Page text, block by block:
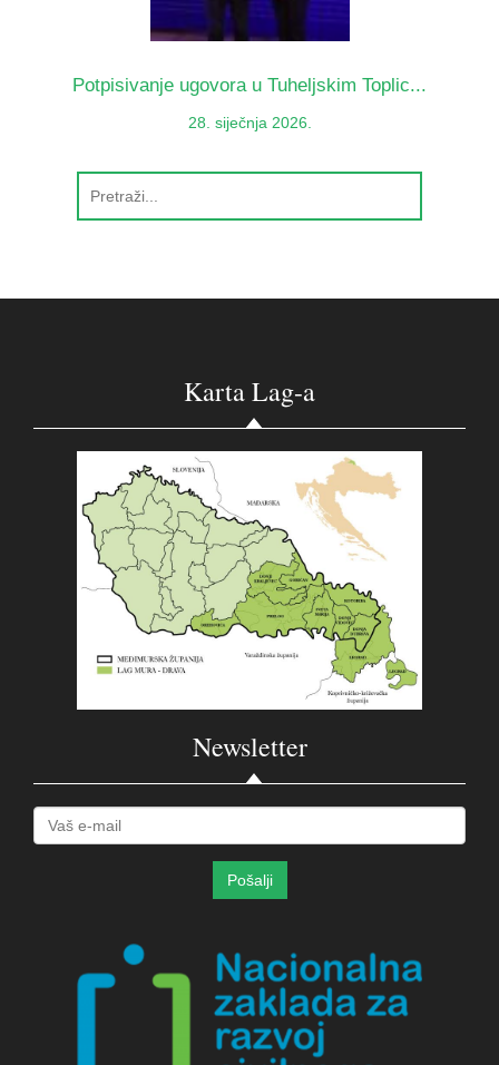
Potpisivanje ugovora u Tuheljskim Toplic...
28. siječnja 2026.
Karta Lag-a
Newsletter